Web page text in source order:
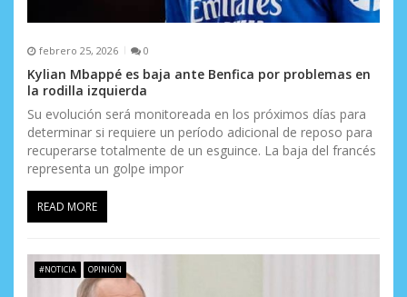
febrero 25, 2026 0
Kylian Mbappé es baja ante Benfica por problemas en
la rodilla izquierda
Su evolución será monitoreada en los próximos días para
determinar si requiere un período adicional de reposo para
recuperarse totalmente de un esguince. La baja del francés
representa un golpe impor
READ MORE
#NOTICIA OPINIÓN